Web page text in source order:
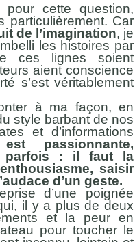
pour cette question,
particulièrement. Car
de l’imagination, je
les histoires par
ces lignes soient
aient conscience
s’est véritablement
à ma façon, en
style barbant de nos
et d’informations
est passionnante,
parfois : il faut la
saisir
d’un geste.
d’une poignée
il y a plus de deux
et la peur en
pour toucher le